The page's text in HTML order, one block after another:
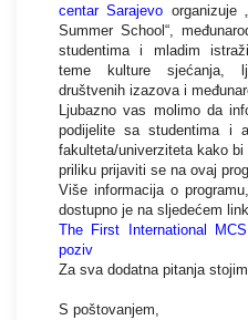
centar Sarajevo organizuje
Summer School“,
studentima i mladim
teme kulture sjećanja,
društvenih izazova i
Ljubazno vas molimo da
podijelite sa studentima i
fakulteta/univerziteta kako
priliku prijaviti se na ovaj
Više informacija o
dostupno je na sljedećem
The First International
poziv
Za sva dodatna pitanja
S poštovanjem,